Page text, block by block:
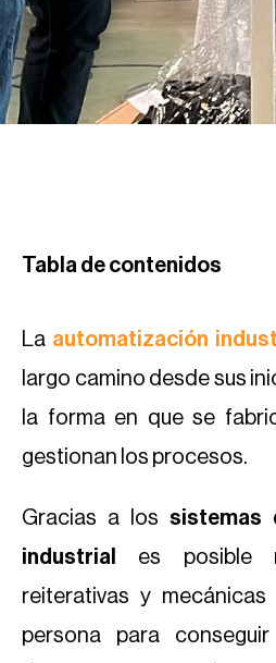
Tabla de contenidos
La automatización
largo camino desde sus
la forma en que se
gestionan los procesos.
Gracias a los sistemas
industrial es posible
reiterativas y
persona para